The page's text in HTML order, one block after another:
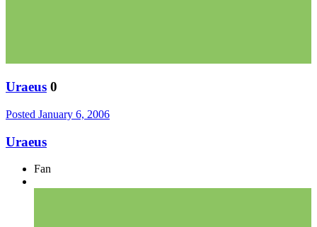
Uraeus 0
Posted January 6, 2006
Uraeus
Fan